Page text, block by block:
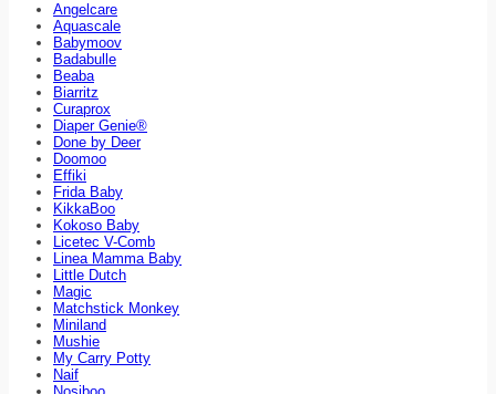
Angelcare
Aquascale
Babymoov
Badabulle
Beaba
Biarritz
Curaprox
Diaper Genie®
Done by Deer
Doomoo
Effiki
Frida Baby
KikkaBoo
Kokoso Baby
Licetec V-Comb
Linea Mamma Baby
Little Dutch
Magic
Matchstick Monkey
Miniland
Mushie
My Carry Potty
Naif